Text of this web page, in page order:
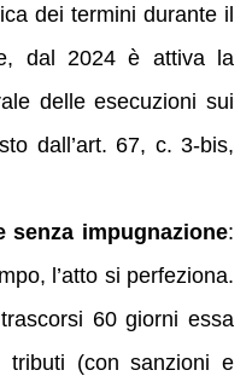
dei termini durante il
dal 2024 è attiva la
delle esecuzioni sui
dall’art. 67, c. 3‑bis,
senza impugnazione:
l’atto si perfeziona.
60 giorni essa
tributi (con sanzioni e